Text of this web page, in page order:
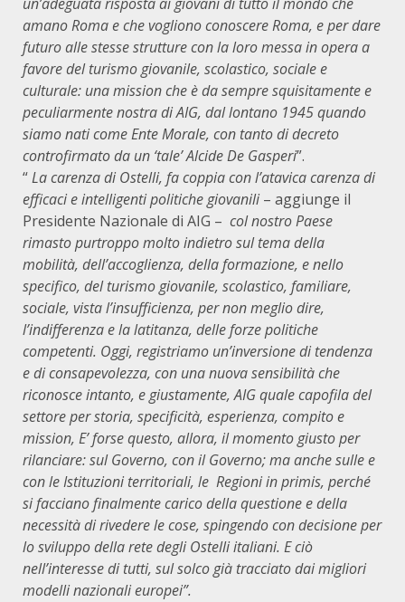
amano Roma e che vogliono conoscere Roma, e per dare
futuro alle stesse strutture con la loro messa in opera a
favore del turismo giovanile, scolastico, sociale e
culturale: una mission che è da sempre squisitamente e
peculiarmente nostra di AIG, dal lontano 1945 quando
siamo nati come Ente Morale, con tanto di decreto
controfirmato da un ‘tale’ Alcide De Gasperi”.
“La carenza di Ostelli, fa coppia con l’atavica carenza di
efficaci e intelligenti politiche giovanili – aggiunge il
Presidente Nazionale di AIG – col nostro Paese
rimasto purtroppo molto indietro sul tema della
mobilità, dell’accoglienza, della formazione, e nello
specifico, del turismo giovanile, scolastico, familiare,
sociale, vista l’insufficienza, per non meglio dire,
l’indifferenza e la latitanza, delle forze politiche
competenti. Oggi, registriamo un’inversione di tendenza
e di consapevolezza, con una nuova sensibilità che
riconosce intanto, e giustamente, AIG quale capofila del
settore per storia, specificità, esperienza, compito e
mission, E’ forse questo, allora, il momento giusto per
rilanciare: sul Governo, con il Governo; ma anche sulle e
con le Istituzioni territoriali, le Regioni in primis, perché
si facciano finalmente carico della questione e della
necessità di rivedere le cose, spingendo con decisione per
lo sviluppo della rete degli Ostelli italiani. E ciò
nell’interesse di tutti, sul solco già tracciato dai migliori
modelli nazionali europei”.